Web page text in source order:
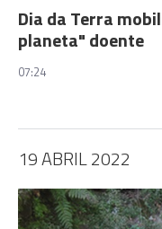
Dia da Terra
planeta" doente
07:24
19 ABRIL 2022